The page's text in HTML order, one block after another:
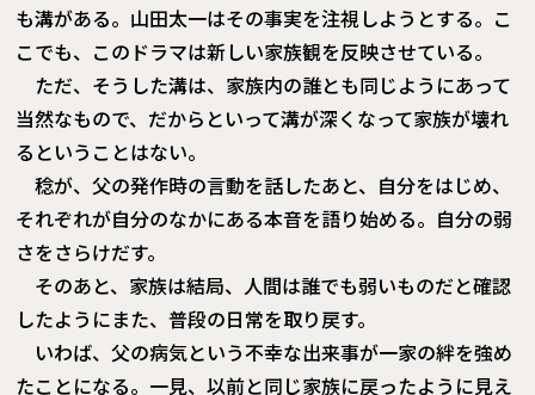
も溝がある。山田太一はその事実を注視しようとする。こ
こでも、このドラマは新しい家族観を反映させている。
ただ、そうした溝は、家族内の誰とも同じようにあって
当然なもので、だからといって溝が深くなって家族が壊れ
るということはない。
稔が、父の発作時の言動を話したあと、自分をはじめ、
それぞれが自分のなかにある本音を語り始める。自分の弱
さをさらけだす。
そのあと、家族は結局、人間は誰でも弱いものだと確認
したようにまた、普段の日常を取り戻す。
いわば、父の病気という不幸な出来事が一家の絆を強め
たことになる。一見、以前と同じ家族に戻ったように見え